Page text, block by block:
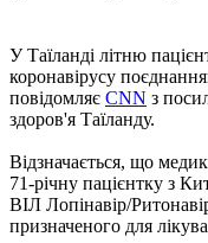
У Таїланді літню
коронавірусу
повідомляє CNN з
здоров'я Таїланду.
Відзначається, що
71-річну пацієнтку з
ВІЛ Лопінавір/
призначеного для